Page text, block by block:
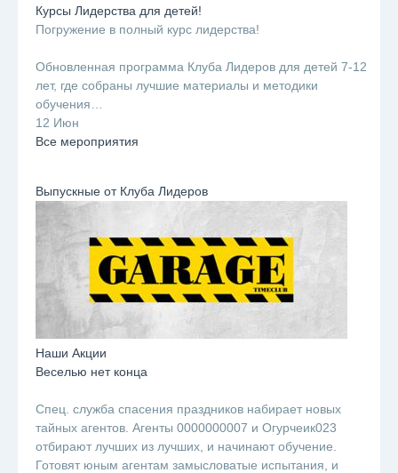
Курсы Лидерства для детей!
Погружение в полный курс лидерства!
Обновленная программа Клуба Лидеров для детей 7-12
лет, где собраны лучшие материалы и методики
обучения…
12 Июн
Все мероприятия
Выпускные от Клуба Лидеров
Наши Акции
Веселью нет конца
Спец. служба спасения праздников набирает новых
тайных агентов. Агенты 0000000007 и Огурчеик023
отбирают лучших из лучших, и начинают обучение.
Готовят юным агентам замысловатые испытания, и